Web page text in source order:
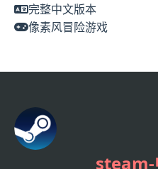
完整中文版本
像素风冒险游戏
steam-